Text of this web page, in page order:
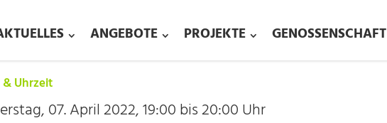
ANGEBOTE PROJEKTE GENOSSENSCHAFT
Uhrzeit
07. April 2022, 19:00 bis 20:00 Uhr